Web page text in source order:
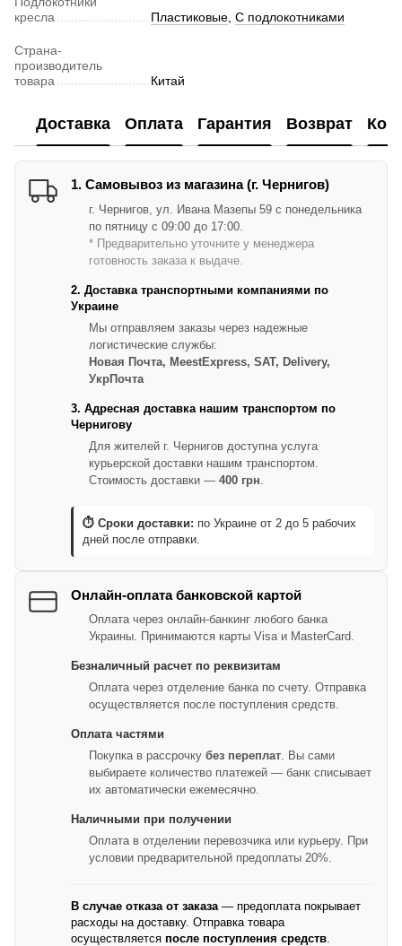
кресла
Пластиковые С подлокотниками
Страна-
производитель
товара
Китай
Доставка Оплата Гарантия Возврат
1. Самовывоз из магазина (г. Чернигов)
г. Чернигов, ул. Ивана Мазепы 59 с понедельника
по пятницу с 09:00 до 17:00.
* Предварительно уточните у менеджера
готовность заказа к выдаче.
2. Доставка транспортными компаниями по
Украине
Мы отправляем заказы через надежные
логистические службы:
Новая Почта, MeestExpress, SAT, Delivery,
УкрПочта
3. Адресная доставка нашим транспортом по
Чернигову
Для жителей г. Чернигов доступна услуга
курьерской доставки нашим транспортом.
Стоимость доставки — 400 грн
⏱ Сроки доставки: по Украине от 2 до 5 рабочих
дней после отправки.
Онлайн-оплата банковской картой
Оплата через онлайн-банкинг любого банка
Украины. Принимаются карты Visa и MasterCard.
Безналичный расчет по реквизитам
Оплата через отделение банка по счету. Отправка
осуществляется после поступления средств.
Оплата частями
Покупка в рассрочку без переплат . Вы сами
выбираете количество платежей — банк списывает
их автоматически ежемесячно.
Наличными при получении
Оплата в отделении перевозчика или курьеру. При
условии предварительной предоплаты 20%.
В случае отказа от заказа — предоплата покрывает
расходы на доставку. Отправка товара
осуществляется после поступления средств